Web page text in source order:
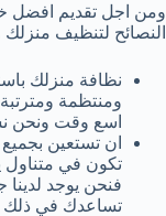
ومن اجل تقديم افضل
النصائح لتنظيف
نظافة منزلك
ومنتظمة
اسع وقت ونحن
ان تستعين
تكون في متناول
فنحن يوجد لدينا
تساعدك في ذلك